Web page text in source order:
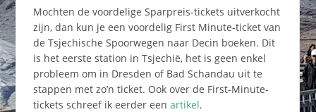
Mochten de voordelige Sparpreis-tickets uitverkocht
zijn, dan kun je een voordelig First Minute-ticket van
de Tsjechische Spoorwegen naar Decin boeken. Dit
is het eerste station in Tsjechië, het is geen enkel
probleem om in Dresden of Bad Schandau uit te
stappen met zo’n ticket. Ook over de First-Minute-
tickets schreef ik eerder een artikel.